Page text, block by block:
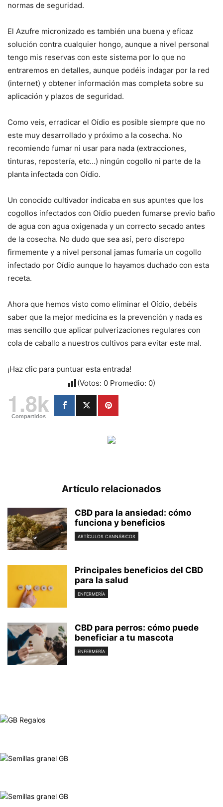
normas de seguridad.
El Azufre micronizado es también una buena y eficaz
solución contra cualquier hongo, aunque a nivel personal
tengo mis reservas con este sistema por lo que no
entraremos en detalles, aunque podéis indagar por la red
(internet) y obtener información mas completa sobre su
aplicación y plazos de seguridad.
Como veis, erradicar el Oídio es posible siempre que no
este muy desarrollado y próximo a la cosecha. No
recomiendo fumar ni usar para nada (extracciones,
tinturas, repostería, etc…) ningún cogollo ni parte de la
planta infectada con Oídio.
Un conocido cultivador indicaba en sus apuntes que los
cogollos infectados con Oídio pueden fumarse previo baño
de agua con agua oxigenada y un correcto secado antes
de la cosecha. No dudo que sea así, pero discrepo
firmemente y a nivel personal jamas fumaria un cogollo
infectado por Oídio aunque lo hayamos duchado con esta
receta.
Ahora que hemos visto como eliminar el Oídio, debéis
saber que la mejor medicina es la prevención y nada es
mas sencillo que aplicar pulverizaciones regulares con
cola de caballo a nuestros cultivos para evitar este mal.
¡Haz clic para puntuar esta entrada!
(Votos: 0 Promedio: 0)
1.8k
Compartidos
Artículo relacionados
CBD para la ansiedad: cómo
funciona y beneficios
ARTÍCULOS CANNÁBICOS
Principales beneficios del CBD
para la salud
ENFERMERÍA
CBD para perros: cómo puede
beneficiar a tu mascota
ENFERMERÍA